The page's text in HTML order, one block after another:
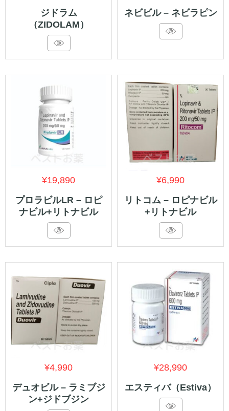
ジドラム
（ZIDOLAM）
ネビビル – ネビラピン
プロラビルLR – ロピ
ナビル+リトナビル
¥19,890
リトコム – ロピナビル
+リトナビル
¥6,990
デュオビル – ラミブジ
ン+ジドブジン
¥4,990
エスティバ（Estiva）
¥28,990